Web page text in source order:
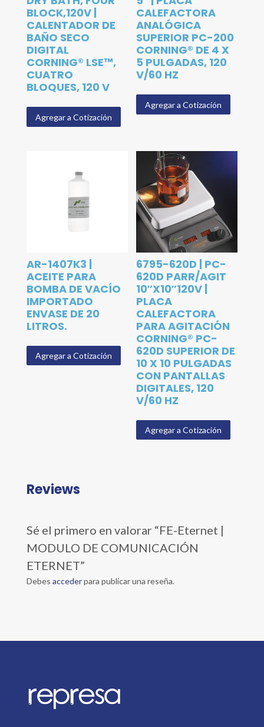
BLOCK,120V |
CALENTADOR DE
BAÑO SECO
DIGITAL
CORNING® LSE™,
CUATRO
BLOQUES, 120 V
Agregar a Cotización
CALEFACTORA
ANALÓGICA
SUPERIOR PC-200
CORNING® DE 4 X
5 PULGADAS, 120
V/60 HZ
Agregar a Cotización
AR-1407K3 |
ACEITE PARA
BOMBA DE VACÍO
IMPORTADO
ENVASE DE 20
LITROS.
Agregar a Cotización
6795-620D | PC-
620D PARR/AGIT
10″X10″120V |
PLACA
CALEFACTORA
PARA AGITACIÓN
CORNING® PC-
620D SUPERIOR DE
10 X 10 PULGADAS
CON PANTALLAS
DIGITALES, 120
V/60 HZ
Agregar a Cotización
Reviews
Sé el primero en valorar “FE-Eternet |
MODULO DE COMUNICACIÓN
ETERNET”
Debes accederpara publicar una reseña.